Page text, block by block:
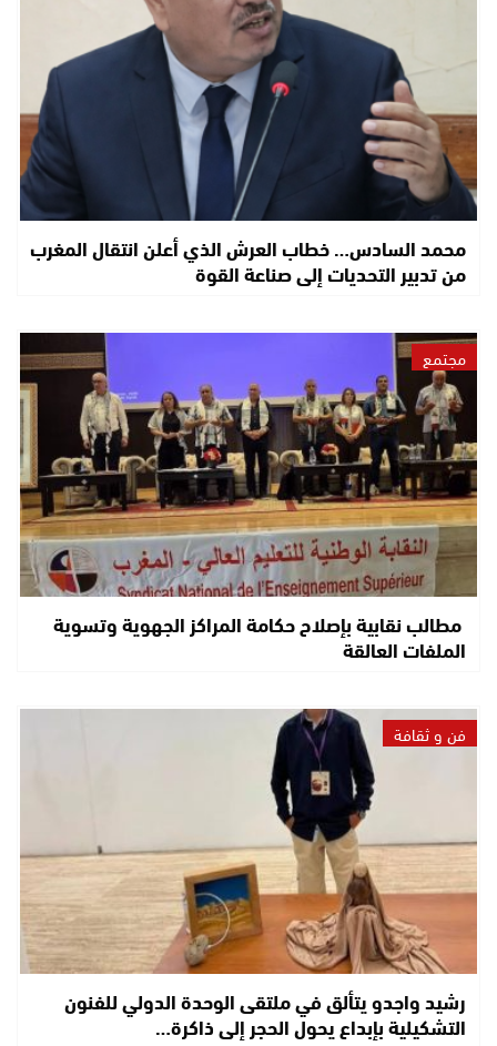
محمد السادس… خطاب العرش الذي أعلن انتقال المغرب
من تدبير التحديات إلى صناعة القوة
مجتمع
مطالب نقابية بإصلاح حكامة المراكز الجهوية وتسوية
الملفات العالقة
فن و ثقافة
رشيد واجدو يتألق في ملتقى الوحدة الدولي للفنون
التشكيلية بإبداع يحول الحجر إلى ذاكرة…